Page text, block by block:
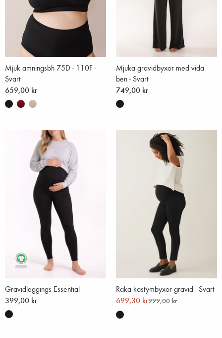
Mjuk amningsbh 75D - 110F -
Svart
659,00 kr
Mjuka gravidbyxor med vida
ben - Svart
749,00 kr
Gravidleggings Essential
399,00 kr
Raka kostymbyxor gravid - Svart
699,30 kr999,00 kr